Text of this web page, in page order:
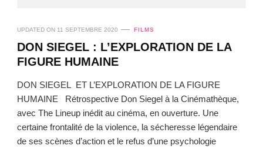
UPDATED ON 11 SEPTEMBRE 2020 FILMS
DON SIEGEL : L’EXPLORATION DE LA
FIGURE HUMAINE
DON SIEGEL ET L’EXPLORATION DE LA FIGURE
HUMAINE Rétrospective Don Siegel à la Cinémathèque,
avec The Lineup inédit au cinéma, en ouverture. Une
certaine frontalité de la violence, la sécheresse légendaire
de ses scènes d’action et le refus d’une psychologie